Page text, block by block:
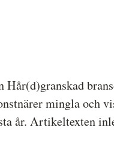
mingla och
år. Artikeltexten